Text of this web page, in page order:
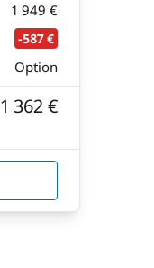
1 949 €
-587 €
Option
1 362 €